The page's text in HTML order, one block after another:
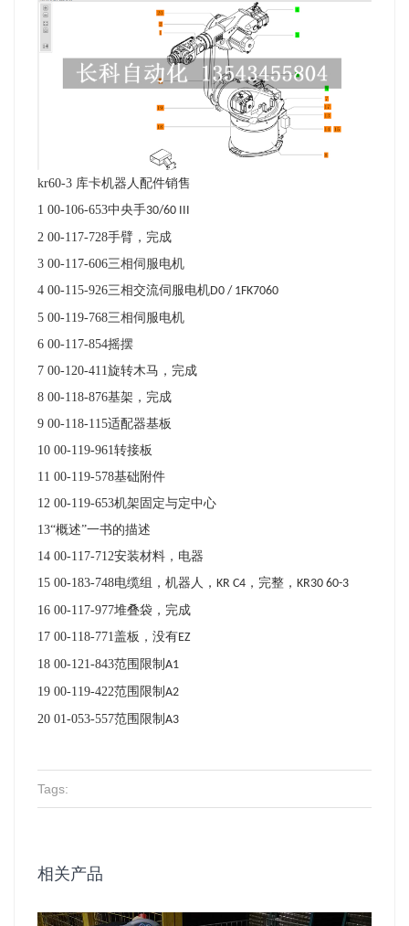
kr60-3 库卡机器人配件销售
1 00-106-653中央手30/60 III
2 00-117-728手臂，完成
3 00-117-606三相伺服电机
4 00-115-926三相交流伺服电机D0 / 1FK7060
5 00-119-768三相伺服电机
6 00-117-854摇摆
7 00-120-411旋转木马，完成
8 00-118-876基架，完成
9 00-118-115适配器基板
10 00-119-961转接板
11 00-119-578基础附件
12 00-119-653机架固定与定中心
13“概述”一书的描述
14 00-117-712安装材料，电器
15 00-183-748电缆组，机器人， KR C4 ，完整， KR30 60-3
16 00-117-977堆叠袋，完成
17 00-118-771盖板，没有EZ
18 00-121-843范围限制 A1
19 00-119-422范围限制 A2
20 01-053-557范围限制 A3
Tags:
相关产品